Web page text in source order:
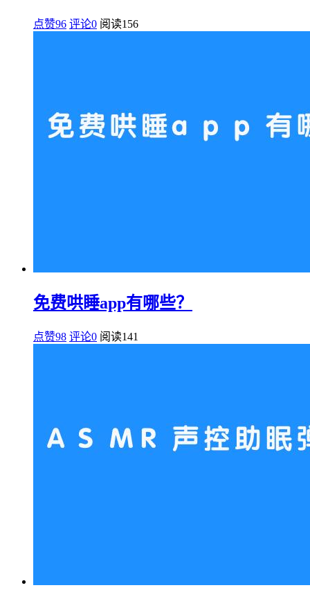
点赞96 评论0 阅读156
免费哄睡app有哪些？
点赞98 评论0 阅读141